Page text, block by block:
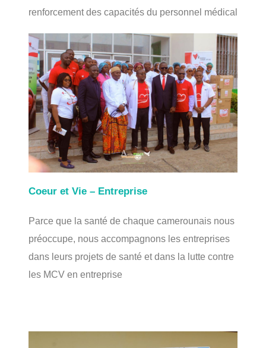
renforcement des capacités du personnel médical
Coeur et Vie – Entreprise
Parce que la santé de chaque camerounais nous
préoccupe, nous accompagnons les entreprises
dans leurs projets de santé et dans la lutte contre
les MCV en entreprise